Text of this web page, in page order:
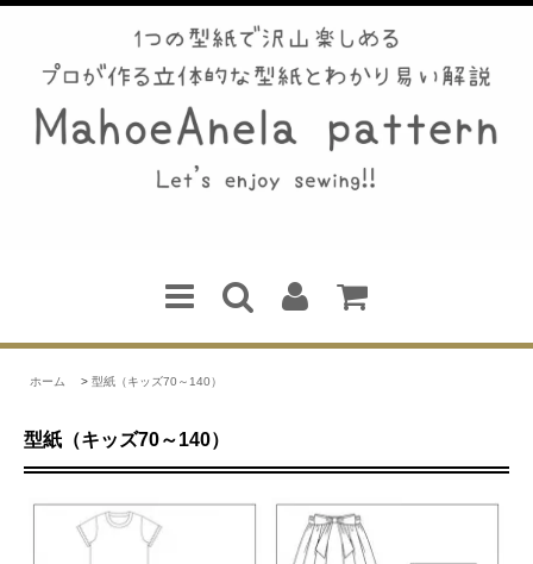
ホーム > 型紙（キッズ70～140）
型紙（キッズ70～140）